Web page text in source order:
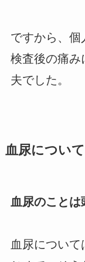
ですから、個
検査後の痛み
夫でした。
血尿について
血尿のこと
血尿につい